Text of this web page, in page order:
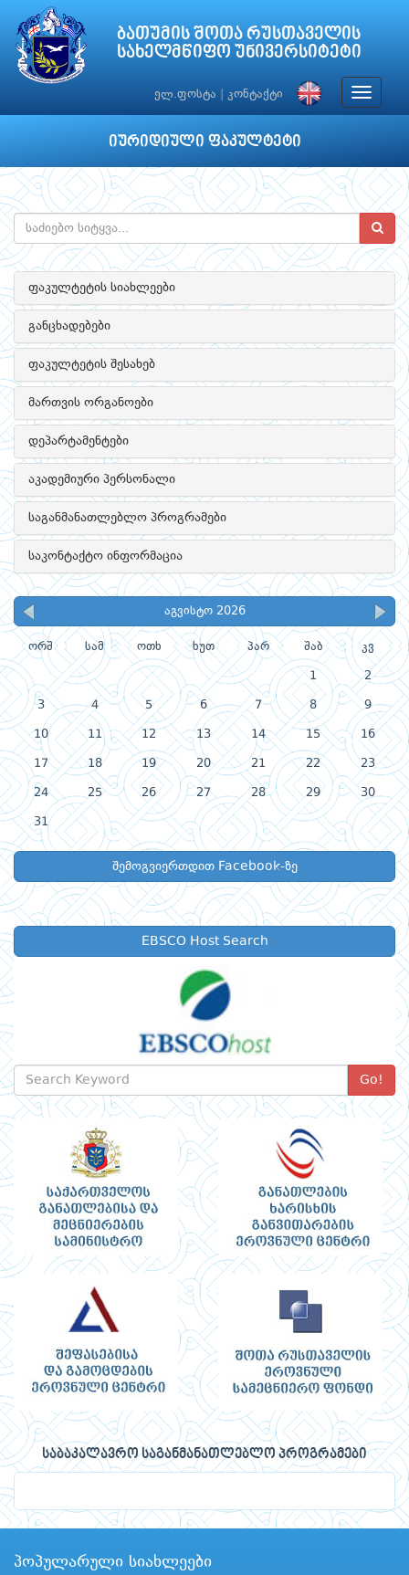
ბათუმის შოთა რუსთაველის
სახელმწიფო უნივერსიტეტი
ელ.ფოსტა კონტაქტი
Toggle
იურიდიული ფაკულტეტი
ფაკულტეტის სიახლეები
განცხადებები
ფაკულტეტის შესახებ
მართვის ორგანოები
დეპარტამენტები
აკადემიური პერსონალი
საგანმანათლებლო პროგრამები
საკონტაქტო ინფორმაცია
აგვისტო 2026
ორშ სამ ოთხ ხუთ პარ შაბ კვ
1 2
3 4 5 6 7 8 9
10 11 12 13 14 15 16
17 18 19 20 21 22 23
24 25 26 27 28 29 30
31
შემოგვიერთდით Facebook-ზე
EBSCO Host Search
Go!
საბაკალავრო საგანმანათლებლო პროგრამები
პოპულარული სიახლეები